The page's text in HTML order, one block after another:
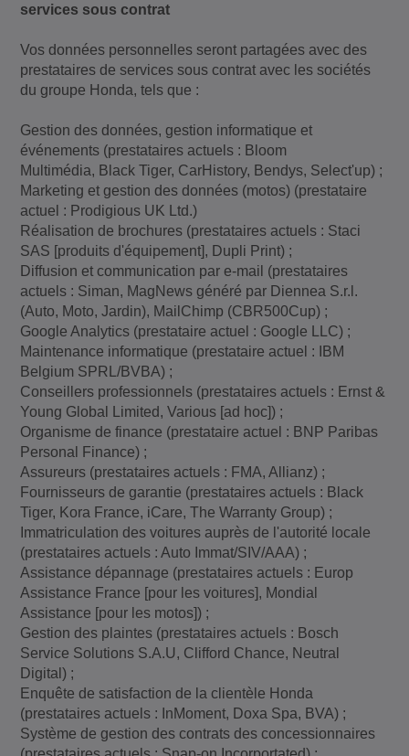
services sous contrat
Vos données personnelles seront partagées avec des
prestataires de services sous contrat avec les sociétés
du groupe Honda, tels que :
Gestion des données, gestion informatique et
événements (prestataires actuels : Bloom
Multimédia, Black Tiger, CarHistory, Bendys, Select'up) ;
Marketing et gestion des données (motos) (prestataire
actuel : Prodigious UK Ltd.)
Réalisation de brochures (prestataires actuels : Staci
SAS [produits d'équipement], Dupli Print) ;
Diffusion et communication par e-mail (prestataires
actuels : Siman, MagNews généré par Diennea S.r.l.
(Auto, Moto, Jardin), MailChimp (CBR500Cup) ;
Google Analytics (prestataire actuel : Google LLC) ;
Maintenance informatique (prestataire actuel : IBM
Belgium SPRL/BVBA) ;
Conseillers professionnels (prestataires actuels : Ernst &
Young Global Limited, Various [ad hoc]) ;
Organisme de finance (prestataire actuel : BNP Paribas
Personal Finance) ;
Assureurs (prestataires actuels : FMA, Allianz) ;
Fournisseurs de garantie (prestataires actuels : Black
Tiger, Kora France, iCare, The Warranty Group) ;
Immatriculation des voitures auprès de l'autorité locale
(prestataires actuels : Auto Immat/SIV/AAA) ;
Assistance dépannage (prestataires actuels : Europ
Assistance France [pour les voitures], Mondial
Assistance [pour les motos]) ;
Gestion des plaintes (prestataires actuels : Bosch
Service Solutions S.A.U, Clifford Chance, Neutral
Digital) ;
Enquête de satisfaction de la clientèle Honda
(prestataires actuels : InMoment, Doxa Spa, BVA) ;
Système de gestion des contrats des concessionnaires